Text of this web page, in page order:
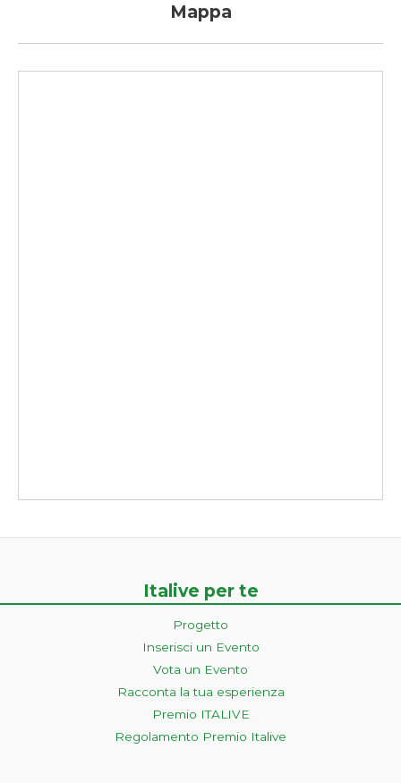
Mappa
Italive per te
Progetto
Inserisci un Evento
Vota un Evento
Racconta la tua esperienza
Premio ITALIVE
Regolamento Premio Italive